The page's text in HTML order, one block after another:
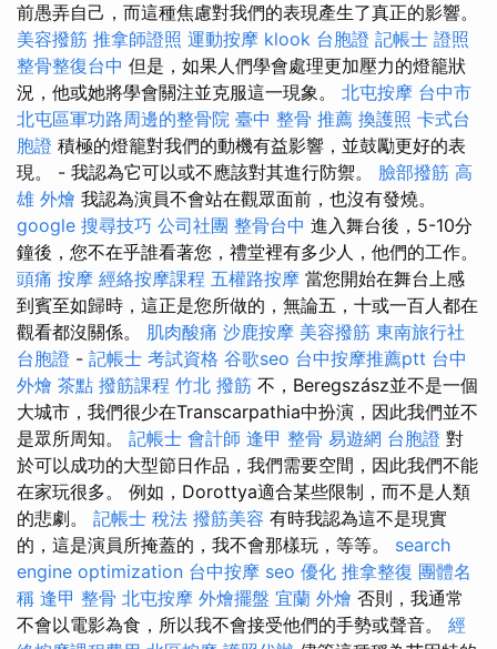
前愚弄自己，而這種焦慮對我們的表現產生了真正的影響。
美容撥筋 推拿師證照 運動按摩 klook 台胞證 記帳士 證照
整骨整復台中 但是，如果人們學會處理更加壓力的燈籠狀
況，他或她將學會關注並克服這一現象。 北屯按摩 台中市
北屯區軍功路周邊的整骨院 臺中 整骨 推薦 換護照 卡式台
胞證 積極的燈籠對我們的動機有益影響，並鼓勵更好的表
現。 - 我認為它可以或不應該對其進行防禦。 臉部撥筋 高
雄 外燴 我認為演員不會站在觀眾面前，也沒有發燒。
google 搜尋技巧 公司社團 整骨台中 進入舞台後，5-10分
鐘後，您不在乎誰看著您，禮堂裡有多少人，他們的工作。
頭痛 按摩 經絡按摩課程 五權路按摩 當您開始在舞台上感
到賓至如歸時，這正是您所做的，無論五，十或一百人都在
觀看都沒關係。 肌肉酸痛 沙鹿按摩 美容撥筋 東南旅行社
台胞證 - 記帳士 考試資格 谷歌seo 台中按摩推薦ptt 台中
外燴 茶點 撥筋課程 竹北 撥筋 不，Beregszász並不是一個
大城市，我們很少在Transcarpathia中扮演，因此我們並不
是眾所周知。 記帳士 會計師 逢甲 整骨 易遊網 台胞證 對
於可以成功的大型節日作品，我們需要空間，因此我們不能
在家玩很多。 例如，Dorottya適合某些限制，而不是人類
的悲劇。 記帳士 稅法 撥筋美容 有時我認為這不是現實
的，這是演員所掩蓋的，我不會那樣玩，等等。 search
engine optimization 台中按摩 seo 優化 推拿整復 團體名
稱 逢甲 整骨 北屯按摩 外燴擺盤 宜蘭 外燴 否則，我通常
不會以電影為食，所以我不會接受他們的手勢或聲音。 經